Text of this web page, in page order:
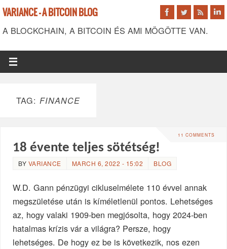
VARIANCE - A BITCOIN BLOG
A BLOCKCHAIN, A BITCOIN ÉS AMI MÖGÖTTE VAN.
TAG: FINANCE
11 COMMENTS
18 évente teljes sötétség!
BY VARIANCE MARCH 6, 2022 - 15:02 BLOG
W.D. Gann pénzügyi cikluselmélete 110 évvel annak
megszületése után is kíméletlenül pontos. Lehetséges
az, hogy valaki 1909-ben megjósolta, hogy 2024-ben
hatalmas krízis vár a világra? Persze, hogy
lehetséges. De hogy ez be is következik, nos ezen